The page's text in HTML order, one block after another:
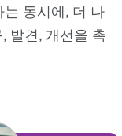
동시에, 더 나
발견, 개선을 촉